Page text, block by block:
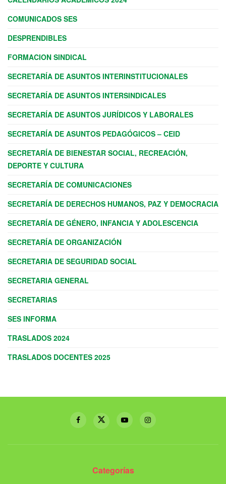
COMUNICADOS SES
DESPRENDIBLES
FORMACION SINDICAL
SECRETARÍA DE ASUNTOS INTERINSTITUCIONALES
SECRETARÍA DE ASUNTOS INTERSINDICALES
SECRETARÍA DE ASUNTOS JURÍDICOS Y LABORALES
SECRETARÍA DE ASUNTOS PEDAGÓGICOS – CEID
SECRETARÍA DE BIENESTAR SOCIAL, RECREACIÓN,
DEPORTE Y CULTURA
SECRETARÍA DE COMUNICACIONES
SECRETARÍA DE DERECHOS HUMANOS, PAZ Y DEMOCRACIA
SECRETARÍA DE GÉNERO, INFANCIA Y ADOLESCENCIA
SECRETARÍA DE ORGANIZACIÓN
SECRETARIA DE SEGURIDAD SOCIAL
SECRETARIA GENERAL
SECRETARIAS
SES INFORMA
TRASLADOS 2024
TRASLADOS DOCENTES 2025
Categorías